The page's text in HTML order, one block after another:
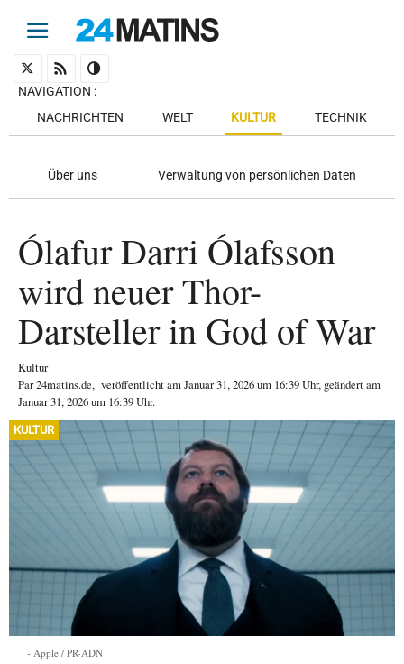
NAVIGATION :
NACHRICHTEN
WELT KULTUR TECHNIK
Über uns Verwaltung von persönlichen Daten
Ólafur Darri Ólafsson
wird neuer Thor-
Darsteller in God of War
Kultur
Par24matins.de, veröffentlicht amJanuar 31, 2026um 16:39 Uhr, geändert am
Januar 31, 2026 um 16:39 Uhr.
KULTUR
Apple / PR-ADN